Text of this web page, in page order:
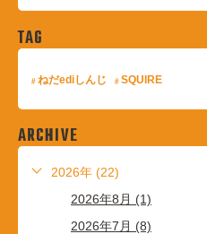
TAG
ねだediしんじ SQUIRE
ARCHIVE
2026年 (22)
2026年8月 (1)
2026年7月 (8)